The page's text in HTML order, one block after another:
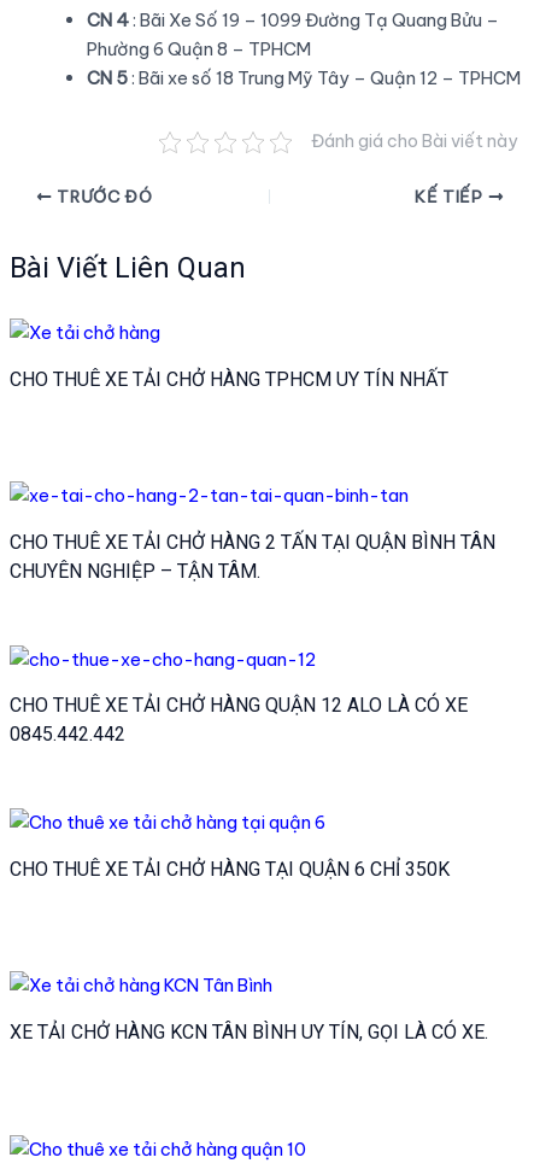
CN 4: Bãi Xe Số 19 – 1099 Đường Tạ Quang Bửu –
Phường 6 Quận 8 – TPHCM
CN 5: Bãi xe số 18 Trung Mỹ Tây – Quận 12 – TPHCM
Đánh giá cho Bài viết này
Điều
bài
viết
TRƯỚC ĐÓ KẾ TIẾP
Bài Viết Liên Quan
CHO THUÊ XE TẢI CHỞ HÀNG TPHCM UY TÍN NHẤT
CHO THUÊ XE TẢI CHỞ HÀNG 2 TẤN TẠI QUẬN BÌNH TÂN
CHUYÊN NGHIỆP – TẬN TÂM.
CHO THUÊ XE TẢI CHỞ HÀNG QUẬN 12 ALO LÀ CÓ XE
0845.442.442
CHO THUÊ XE TẢI CHỞ HÀNG TẠI QUẬN 6 CHỈ 350K
XE TẢI CHỞ HÀNG KCN TÂN BÌNH UY TÍN, GỌI LÀ CÓ XE.